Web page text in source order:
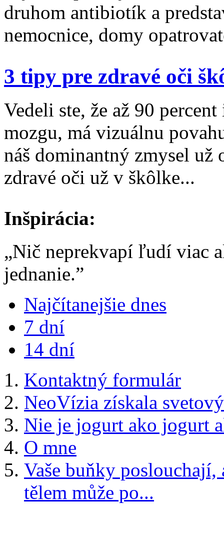
druhom antibiotík a
nemocnice, domy
3 tipy pre zdravé oči
Vedeli ste, že až 90
mozgu, má vizuálnu
náš dominantný zmysel už
zdravé oči už v škôlke...
Inšpirácia:
„Nič neprekvapí ľudí viac
jednanie.”
Najčítanejšie dnes
7 dní
14 dní
Kontaktný formulár
NeoVízia získala
Nie je jogurt ako jogurt
O mne
Vaše buňky
tělem může po...